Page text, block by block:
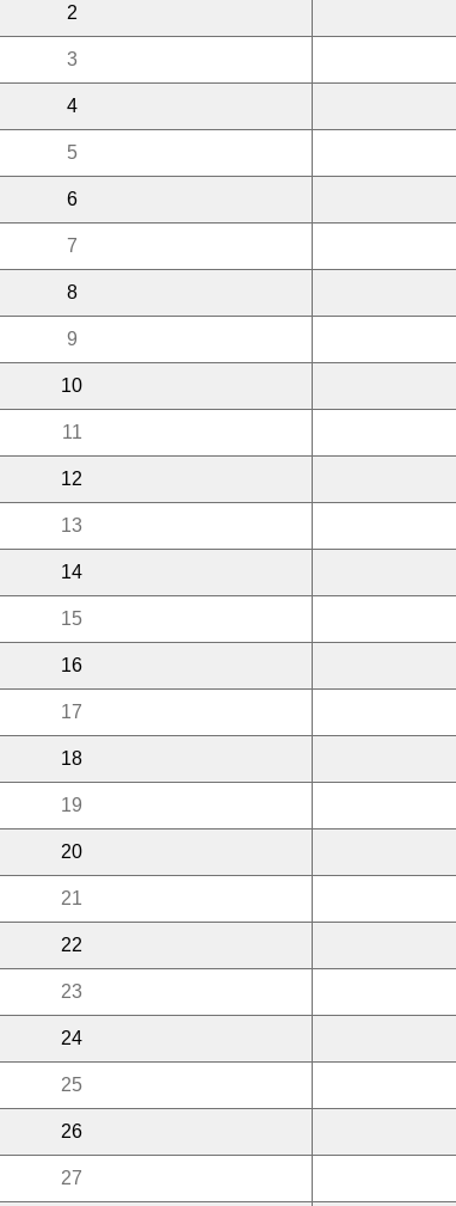
2
3
4
5
6
7
8
9
10
11
12
13
14
15
16
17
18
19
20
21
22
23
24
25
26
27